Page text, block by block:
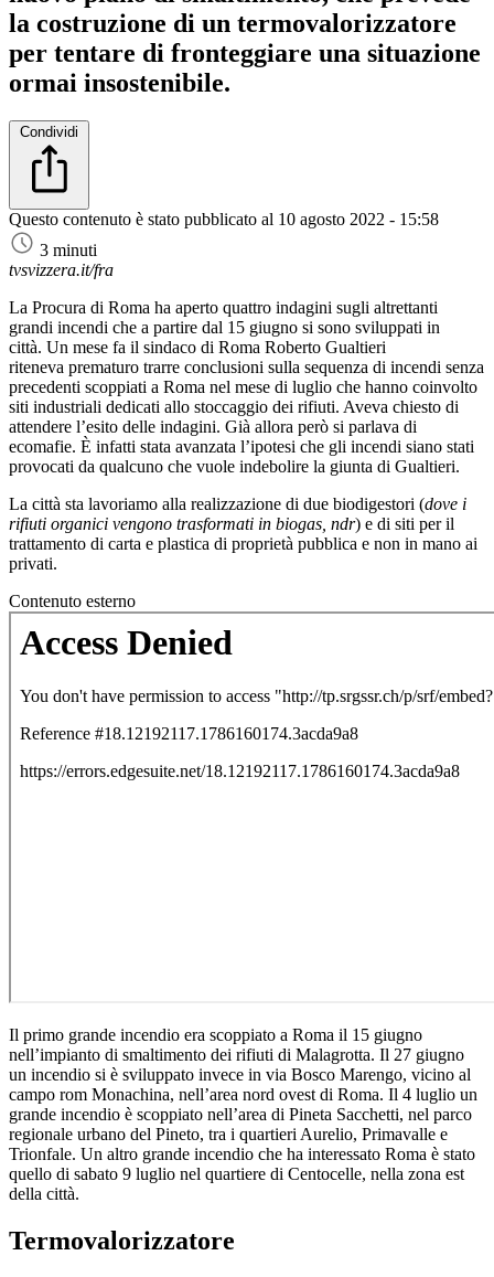
la costruzione di un termovalorizzatore
per tentare di fronteggiare una situazione
ormai insostenibile.
Condividi
Questo contenuto è stato pubblicato al 10 agosto 2022 - 15:58
3 minuti
tvsvizzera.it/fra
La Procura di Roma ha aperto quattro indagini sugli altrettanti
grandi incendi che a partire dal 15 giugno si sono sviluppati in
città. Un mese fa il sindaco di Roma Roberto Gualtieri
riteneva prematuro trarre conclusioni sulla sequenza di incendi senza
precedenti scoppiati a Roma nel mese di luglio che hanno coinvolto
siti industriali dedicati allo stoccaggio dei rifiuti. Aveva chiesto di
attendere l’esito delle indagini. Già allora però si parlava di
ecomafie. È infatti stata avanzata l’ipotesi che gli incendi siano stati
provocati da qualcuno che vuole indebolire la giunta di Gualtieri.
La città sta lavoriamo alla realizzazione di due biodigestori (dove i
rifiuti organici vengono trasformati in biogas, ndr) e di siti per il
trattamento di carta e plastica di proprietà pubblica e non in mano ai
privati.
Contenuto esterno
Il primo grande incendio era scoppiato a Roma il 15 giugno
nell’impianto di smaltimento dei rifiuti di Malagrotta. Il 27 giugno
un incendio si è sviluppato invece in via Bosco Marengo, vicino al
campo rom Monachina, nell’area nord ovest di Roma. Il 4 luglio un
grande incendio è scoppiato nell’area di Pineta Sacchetti, nel parco
regionale urbano del Pineto, tra i quartieri Aurelio, Primavalle e
Trionfale. Un altro grande incendio che ha interessato Roma è stato
quello di sabato 9 luglio nel quartiere di Centocelle, nella zona est
della città.
Termovalorizzatore